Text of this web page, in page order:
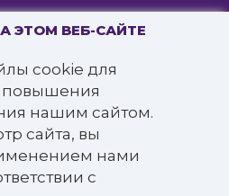
ЭТОМ ВЕБ-САЙТЕ
cookie для
повышения
нашим сайтом.
сайта, вы
нами
с
бюджетное
специальная
им. В.Я. Ерошенко».